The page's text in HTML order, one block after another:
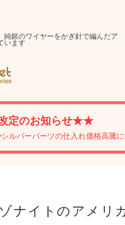
純銀のワイヤーをかぎ針で編んだア
います
定のお知らせ★★
ルバーパーツの仕入れ価格高騰
ナイトのアメリ